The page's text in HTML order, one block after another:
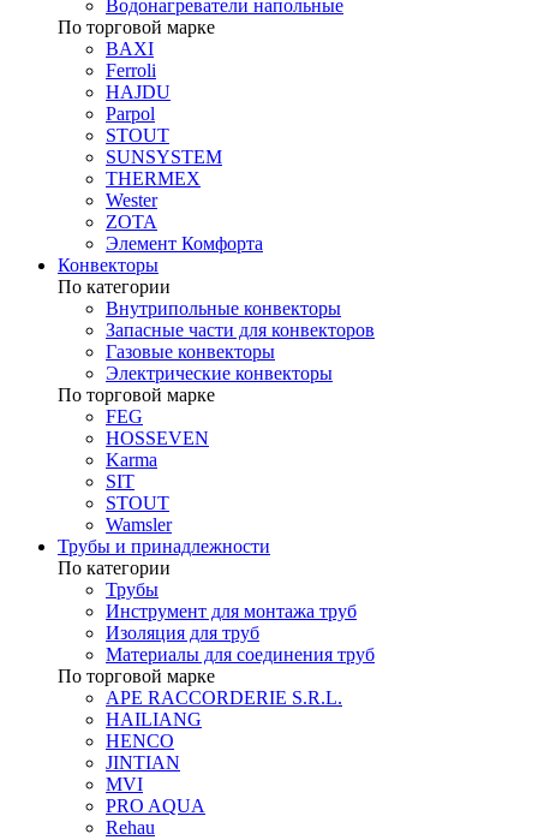
Водонагреватели напольные
По торговой марке
BAXI
Ferroli
HAJDU
Parpol
STOUT
SUNSYSTEM
THERMEX
Wester
ZOTA
Элемент Комфорта
Конвекторы
По категории
Внутрипольные конвекторы
Запасные части для конвекторов
Газовые конвекторы
Электрические конвекторы
По торговой марке
FEG
HOSSEVEN
Karma
SIT
STOUT
Wamsler
Трубы и принадлежности
По категории
Трубы
Инструмент для монтажа труб
Изоляция для труб
Материалы для соединения труб
По торговой марке
APE RACCORDERIE S.R.L.
HAILIANG
HENCO
JINTIAN
MVI
PRO AQUA
Rehau